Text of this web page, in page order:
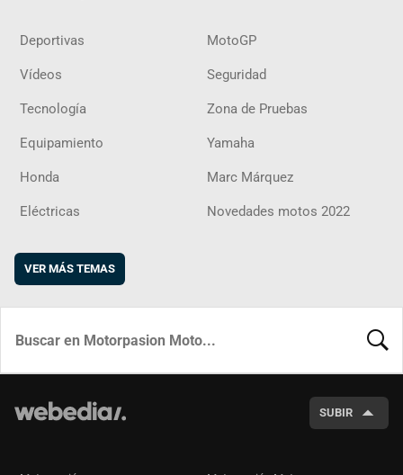
Deportivas MotoGP
Vídeos Seguridad
Tecnología Zona de Pruebas
Equipamiento Yamaha
Honda Marc Márquez
Eléctricas Novedades motos 2022
VER MÁS TEMAS
SUBIR